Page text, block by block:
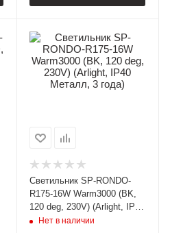
Светильник SP-RONDO-
R175-16W Warm3000 (BK,
120 deg, 230V) (Arlight, IP40
Металл, 3 года)
Нет в наличии